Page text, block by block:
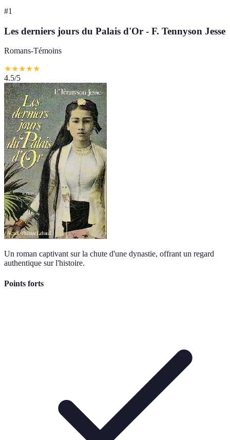
#1
Les derniers jours du Palais d'Or - F. Tennyson Jesse
Romans-Témoins
★★★★★
4.5/5
Un roman captivant sur la chute d'une dynastie, offrant un regard
authentique sur l'histoire.
Points forts